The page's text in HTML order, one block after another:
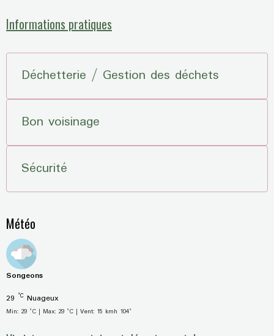
Informations pratiques
Déchetterie / Gestion des déchets
Bon voisinage
Sécurité
Météo
Songeons
29 °C Nuageux
Min: 29 °C | Max: 29 °C | Vent: 15 kmh 104°